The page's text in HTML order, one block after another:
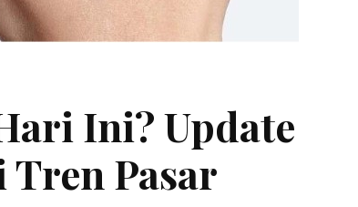
Ini? Update
Pasar